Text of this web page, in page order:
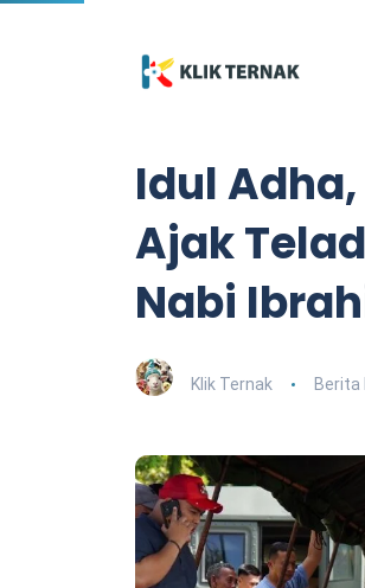
Idul
Ajak
Nabi
Klik Ternak Berita